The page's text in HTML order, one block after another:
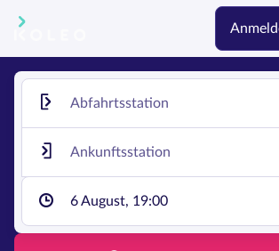
6 August, 19:00